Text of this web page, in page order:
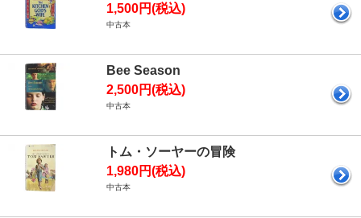
1,500円(税込)
中古本
Bee Season
2,500円(税込)
中古本
トム・ソーヤーの冒険
1,980円(税込)
中古本